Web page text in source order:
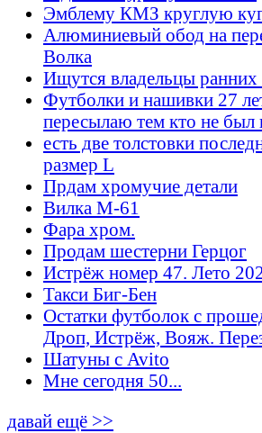
Эмблему КМЗ круглую
Алюминиевый обод на
Волка
Ищутся владельцы
Футболки и нашивки 27
пересылаю тем кто не был
есть две толстовки
размер L
Прдам хромучие детали
Вилка М-61
Фара хром.
Продам шестерни Герцог
Истрёж номер 47. Лето
Такси Биг-Бен
Остатки футболок с
Дроп, Истрёж, Вояж.
Шатуны с Avito
Мне сегодня 50...
давай ещё >>